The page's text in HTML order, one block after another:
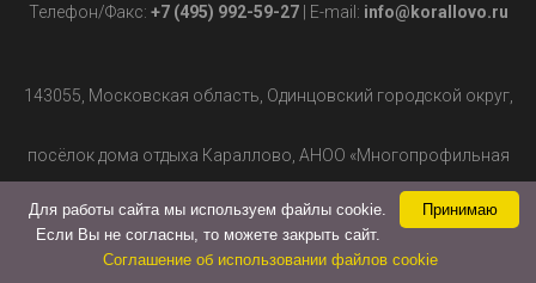
Телефон/Факс: +7 (495) 992-59-27| E-mail: info@korallovo.ru
143055, Московская область, Одинцовский городской округ,
посёлок дома отдыха Караллово, АНОО «Многопрофильная
гимназия», д.2. Принимаю
Для работы сайта мы используем файлы cookie.
Если Вы не согласны, то можете закрыть сайт.
Соглашение об использовании файлов cookie